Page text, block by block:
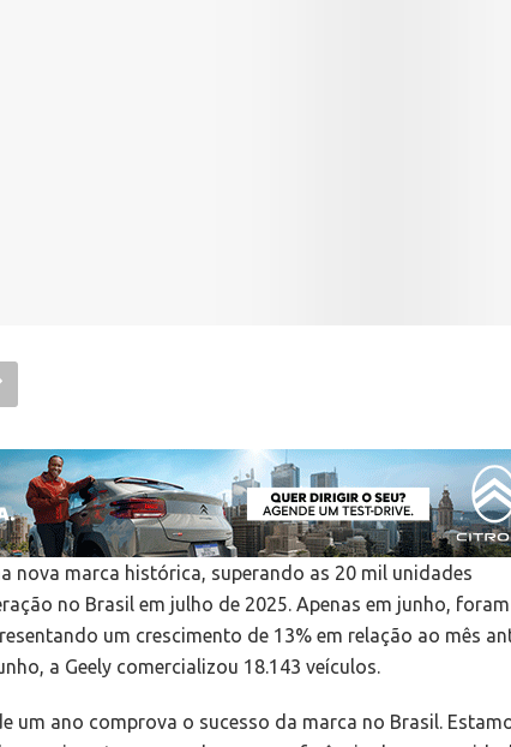
nova marca histórica, superando as 20 mil unidades
no Brasil em julho de 2025. Apenas em junho, foram
um crescimento de 13% em relação ao mês
a Geely comercializou 18.143 veículos.
um ano comprova o sucesso da marca no Brasil.